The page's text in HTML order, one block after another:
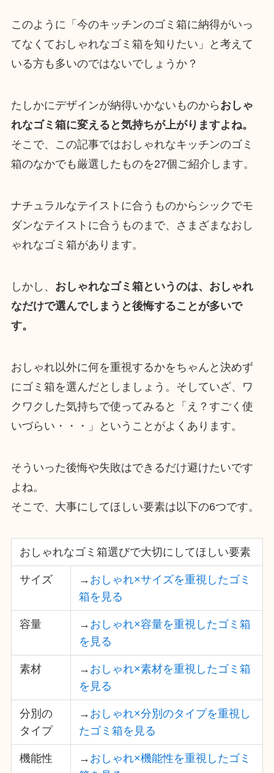
このように「今のキッチンのゴミ箱に納得がいっ
てなくておしゃれなゴミ箱を知りたい」と考えて
いる方も多いのではないでしょうか？
たしかにデザインが納得いかないものから おしゃ
れなゴミ箱に変えると気持ちが上がりますよね。
そこで、この記事ではおしゃれなキッチンのゴミ
箱のなかでも厳選したものを27個ご紹介します。
ナチュラルなテイストに合うものからシックでモ
ダンなテイストに合うものまで、さまざまなおし
ゃれなゴミ箱があります。
しかし、 おしゃれなゴミ箱というのは、おしゃれ
なだけで選んでしまうと後悔することが多いで
す。
おしゃれ以外に何を重視するかをちゃんと決めず
にゴミ箱を選んだとしましょう。そしていざ、ワ
クワクした気持ちで使ってみると「え？すごく使
いづらい・・・」ということがよくあります。
そういった後悔や失敗はできるだけ避けたいです
よね。
そこで、大事にしてほしい要素は以下の6つです。
おしゃれなゴミ箱選びで大切にしてほしい要素
サイズ → おしゃれ×サイズを重視したゴミ
箱を見る
容量 → おしゃれ×容量を重視したゴミ箱
を見る
素材 → おしゃれ×素材を重視したゴミ箱
を見る
分別の
タイプ
→ おしゃれ×分別のタイプを重視し
たゴミ箱を見る
機能性 → おしゃれ×機能性を重視したゴミ